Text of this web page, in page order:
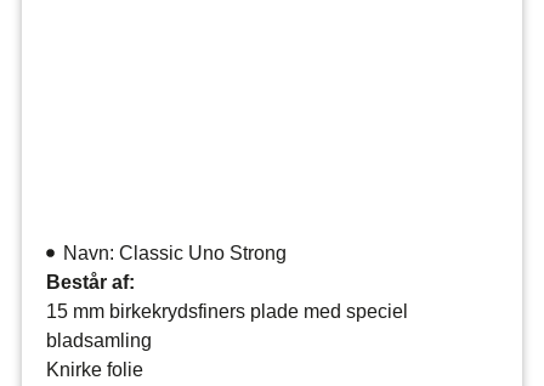
Navn: Classic Uno Strong
Består af:
15 mm birkekrydsfiners plade med speciel
bladsamling
Knirke folie